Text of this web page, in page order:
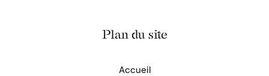
Plan du site
Accueil